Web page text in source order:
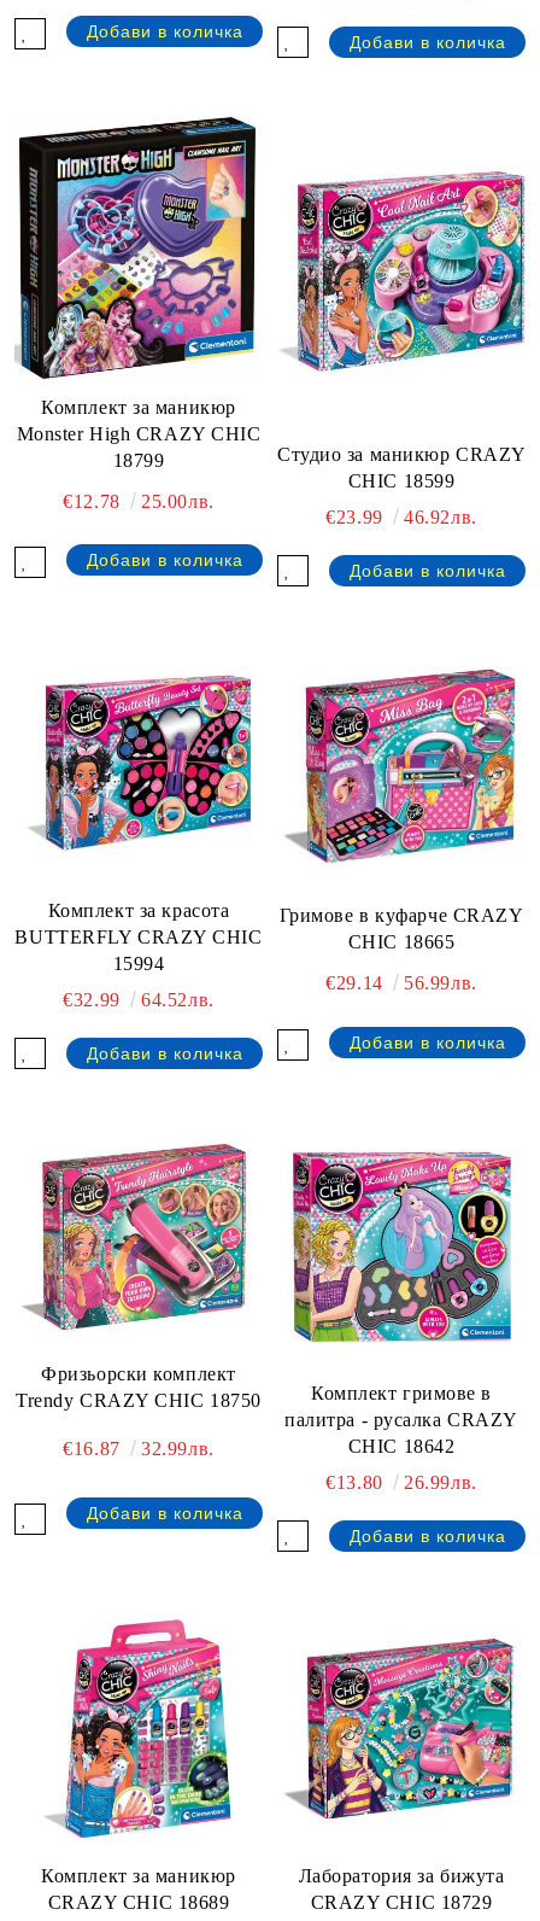
Комплект за маникюр
Monster High CRAZY CHIC
18799
€12.78 25.00лв.
Студио за маникюр CRAZY
CHIC 18599
€23.99
46.92лв.
Комплект за красота
BUTTERFLY CRAZY CHIC
15994
€32.99
64.52лв.
Гримове в куфарче CRAZY
CHIC 18665
€29.14 56.99лв.
Фризьорски комплект
Trendy CRAZY CHIC 18750
€16.87 32.99лв.
Комплект гримове в
палитра - русалка CRAZY
CHIC 18642
€13.80
26.99лв.
Комплект за маникюр
CRAZY CHIC 18689
Лаборатория за бижута
CRAZY CHIC 18729